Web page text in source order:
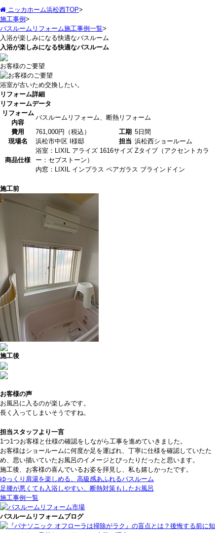
ニッカホーム浜松西TOP>
施工事例 >
バスルームリフォーム施工事例一覧>
入浴が楽しみになる快適なバスルーム
入浴が楽しみになる快適なバスルーム
お客様のご要望
浴室が古いため交換したい。
リフォーム詳細
リフォームデータ
リフォーム
内容
バスルームリフォーム、断熱リフォーム
費用
761,000円（税込） 工期 5日間
現場名
浜松市中区 I様邸 担当 浜松西ショールーム
商品仕様
浴室：LIXIL アライズ 1616サイズ Zタイプ（アクセントカラ
ー：セブストーン）
内窓：LIXIL インプラス ペアガラス ブラインドイン
施工前
施工後
お客様の声
お風呂に入るのが楽しみです。
長く入ってしまいそうですね。
担当スタッフより一言
1つ1つお客様と仕様の確認をしながら工事を進めていきました。
お客様はショールームに何度か足を運ばれ、丁寧に仕様を確認していたた
め、思い描いていたお風呂のイメージとぴったりだったと思います。
施工後、お客様の喜んでいるお姿を拝見し、私も嬉しかったです。
ゆっくり肩湯を楽しめる、高級感あふれるバスルーム
足腰が悪くても入浴しやすい、断熱対策もしたお風呂
施工事例一覧
バスルームリフォームブログ